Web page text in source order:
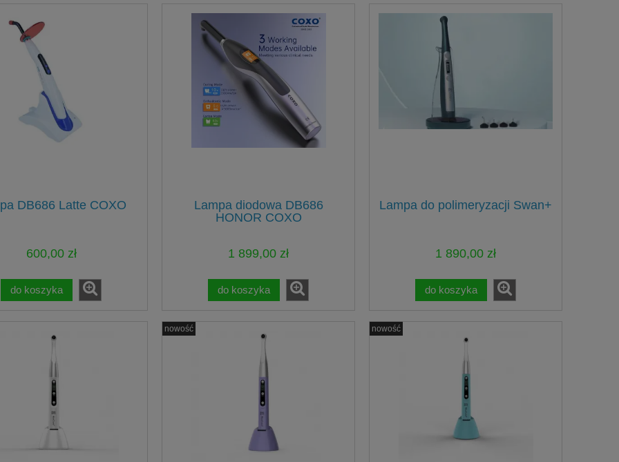
DB686 Latte COXO
600,00 zł
do koszyka
Lampa diodowa DB686
HONOR COXO
1 899,00 zł
do koszyka
Lampa do polimeryzacji Swan+
1 890,00 zł
do koszyka
nowość nowość